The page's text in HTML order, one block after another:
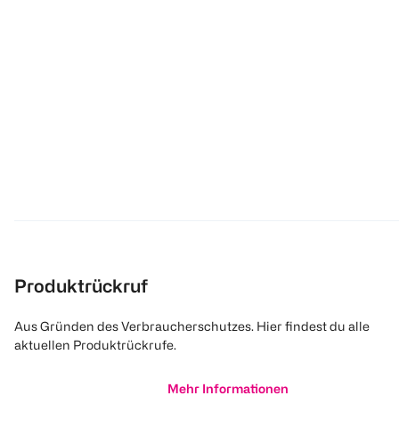
Produktrückruf
Aus Gründen des Verbraucherschutzes. Hier findest du alle
aktuellen Produktrückrufe.
Mehr Informationen